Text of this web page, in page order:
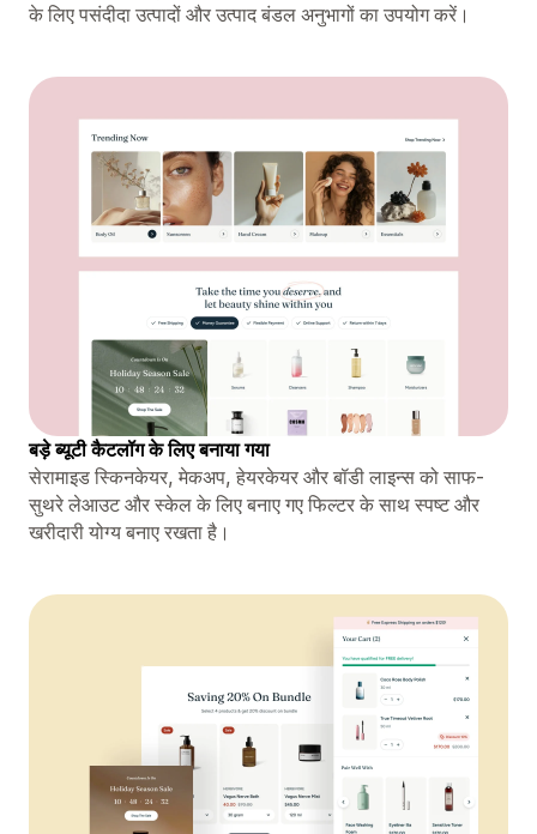
के लिए पसंदीदा उत्पादों और उत्पाद बंडल अनुभागों का उपयोग करें।
बड़े ब्यूटी कैटलॉग के लिए बनाया गया
सेरामाइड स्किनकेयर, मेकअप, हेयरकेयर और बॉडी लाइन्स को साफ-
सुथरे लेआउट और स्केल के लिए बनाए गए फिल्टर के साथ स्पष्ट और
खरीदारी योग्य बनाए रखता है।